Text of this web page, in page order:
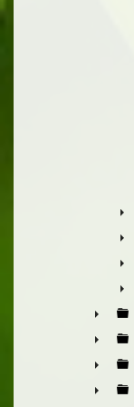
►
►
►
►
►
►
►